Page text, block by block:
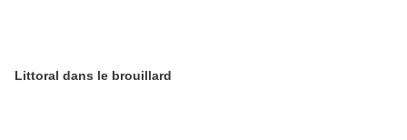
Littoral dans le brouillard